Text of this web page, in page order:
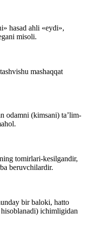
hasad ahli «eydi»,
misoli.
mashaqqat
odamni (kimsani) ta’lim-
tomirlari-kesilgandir,
beruvchilardir.
bir baloki, hatto
ichimligidan